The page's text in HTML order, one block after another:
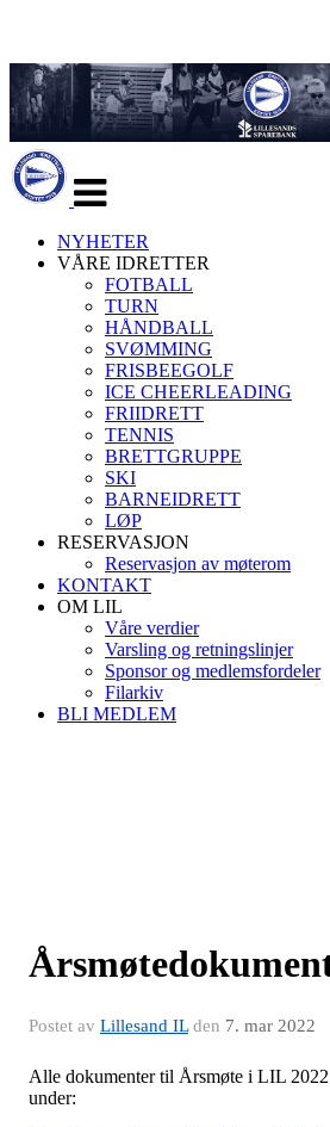
navigasjon
NYHETER
VÅRE IDRETTER
FOTBALL
TURN
HÅNDBALL
SVØMMING
FRISBEEGOLF
ICE CHEERLEADING
FRIIDRETT
TENNIS
BRETTGRUPPE
SKI
BARNEIDRETT
LØP
RESERVASJON
Reservasjon av møterom
KONTAKT
OM LIL
Våre verdier
Varsling og retningslinjer
Sponsor og medlemsfordeler
Filarkiv
BLI MEDLEM
Postet av Lillesand ILden 7. mar 2022
Alle dokumenter til Årsmøte i LIL 2022
under: